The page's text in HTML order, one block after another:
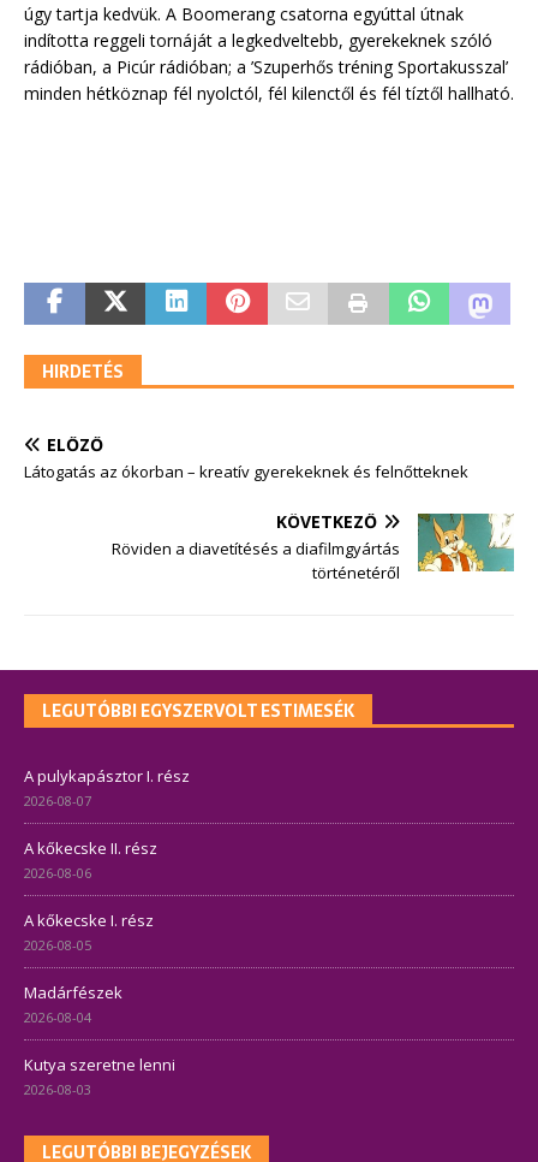
úgy tartja kedvük. A Boomerang csatorna egyúttal útnak
indította reggeli tornáját a legkedveltebb, gyerekeknek szóló
rádióban, a Picúr rádióban; a ’Szuperhős tréning Sportakusszal’
minden hétköznap fél nyolctól, fél kilenctől és fél tíztől hallható.
HIRDETÉS
ELŐZŐ
Látogatás az ókorban – kreatív gyerekeknek és felnőtteknek
KÖVETKEZŐ
Röviden a diavetítésés a diafilmgyártás
történetéről
LEGUTÓBBI EGYSZERVOLT ESTIMESÉK
A pulykapásztor I. rész
2026-08-07
A kőkecske II. rész
2026-08-06
A kőkecske I. rész
2026-08-05
Madárfészek
2026-08-04
Kutya szeretne lenni
2026-08-03
LEGUTÓBBI BEJEGYZÉSEK